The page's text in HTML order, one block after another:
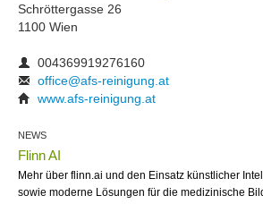
Schröttergasse 26
1100 Wien
004369919276160
office@afs-reinigung.at
www.afs-reinigung.at
NEWS
Flinn AI
Mehr über flinn.ai und den Einsatz künstlicher
sowie moderne Lösungen für die medizinische